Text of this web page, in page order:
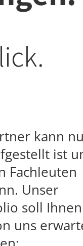
kann
ist
Fachleuten
Unser
soll Ihnen
uns